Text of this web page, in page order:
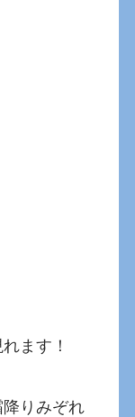
ます！
りみぞれ